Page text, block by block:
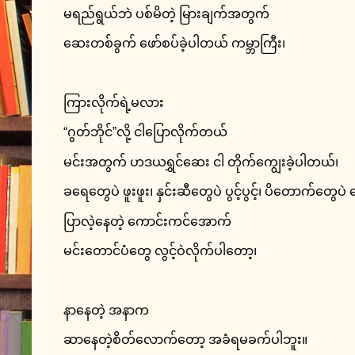
မရည်ရွယ်ဘဲ ပစ်မိတဲ့ မြားချက်အတွက်
ဆေးတစ်ခွက် ဖော်စပ်ခဲ့ပါတယ် ကမ္ဘာကြီး၊
ကြားလိုက်ရဲ့မလား
“ဂွတ်ဘိုင်”လို့ ငါပြောလိုက်တယ်
မင်းအတွက် ဟဒယရွှင်ဆေး ငါ တိုက်ကျွေးခဲ့ပါတယ်၊
ခရေတွေပဲ ဖူးဖူး၊ နှင်းဆီတွေပဲ ပွင့်ပွင့်၊ ပိတောက်တွေပဲ
ပြာလဲ့နေတဲ့ ကောင်းကင်အောက်
မင်းတောင်ပံတွေ လွင့်ဝဲလိုက်ပါတော့၊
နာနေတဲ့ အနာက
ဆာနေတဲ့စိတ်လောက်တော့ အခံရမခက်ပါဘူး။